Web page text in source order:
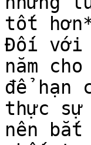
tốt
Đối với
năm
để hạn
thực sự
nên